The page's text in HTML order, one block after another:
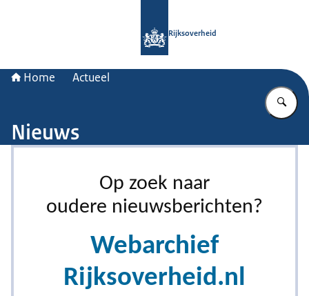
Rijksoverheid
Home Actueel
Nieuws